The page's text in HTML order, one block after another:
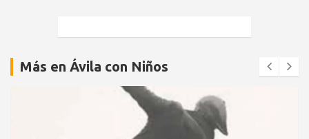
Más en Ávila con Niños